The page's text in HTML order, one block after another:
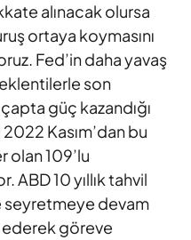
alınacak olursa
ortaya koymasını
Fed’in daha yavaş
son
güç kazandığı
Kasım’dan bu
olan 109’lu
ABD 10 yıllık tahvil
seyretmeye devam
göreve